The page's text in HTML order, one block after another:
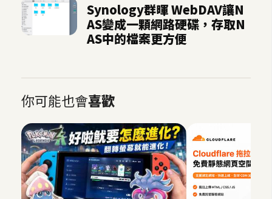
Synology群暉 WebDAV讓N
AS變成一顆網路硬碟，存取N
AS中的檔案更方便
你可能也會喜歡